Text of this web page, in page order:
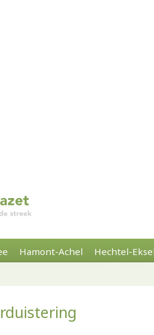
Hamont-Achel Hechtel-